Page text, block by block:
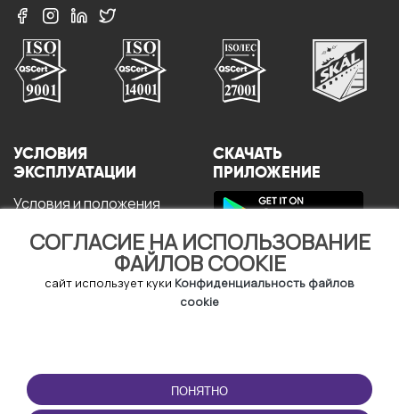
СОГЛАСИЕ НА ИСПОЛЬЗОВАНИЕ
ФАЙЛОВ COOKIE
сайт использует куки Конфиденциальность файлов
cookie
ПОНЯТНО
УСЛОВИЯ
ЭКСПЛУАТАЦИИ
Условия и положения
конфиденциальности
Политика в отношении
Пользовательское
СКАЧАТЬ
ПРИЛОЖЕНИЕ